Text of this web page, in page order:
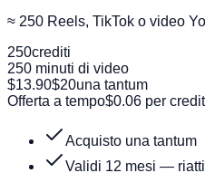
≈ 250 Reels, TikTok o video
250crediti
250 minuti di video
$13.90$20una tantum
Offerta a tempo$0.06 per
Acquisto una tantum
Validi 12 mesi —